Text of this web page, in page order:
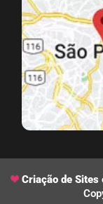
Criação de Sites